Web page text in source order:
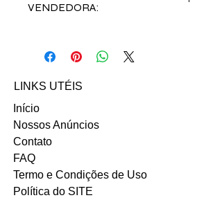
VENDEDORA:
Débora Galdino nos contatos abaixo:
Email: deboraagaldino@hotmail.com
INSTAGRAM
LINKS UTÉIS
Início
Nossos Anúncios
Contato
FAQ
Termo e Condições de Uso
Política do SITE